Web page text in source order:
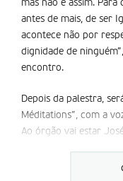
mas não é assim.
antes de mais, de ser
acontece não por
dignidade de
encontro.
Depois da palestra,
Méditations”, com a
Ao órgão vai estar
Langlais, Francis